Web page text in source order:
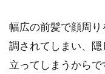
を
幅広の前髪で顔周
調されてしまい、
立ってしまうからで